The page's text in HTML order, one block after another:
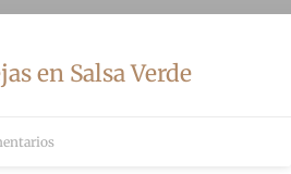
en Salsa Verde